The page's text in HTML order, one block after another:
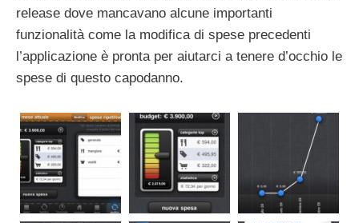
release dove mancavano alcune importanti
funzionalità come la modifica di spese precedenti
l’applicazione è pronta per aiutarci a tenere d’occhio le
spese di questo capodanno.